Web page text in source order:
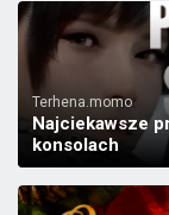
Terhena.momo
Najciekawsze
konsolach